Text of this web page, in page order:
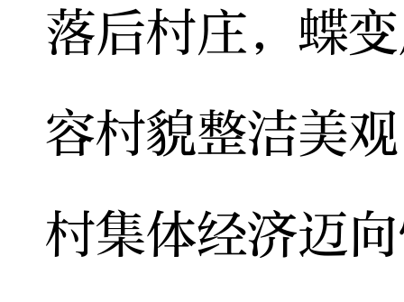
落后村庄，蝶
容村貌整洁美
村集体经济迈